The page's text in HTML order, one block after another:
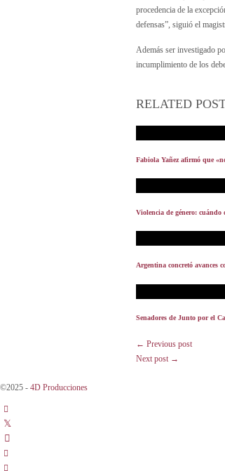
procedencia de la
defensas”, siguió el
Además ser investigado
incumplimiento de los
RELATED
Fabiola Yañez afirmó que
Violencia de género: cuándo
Argentina concretó avances
Senadores de Junto por el
← Previous post
Next post →
©2025 - 4D Producciones